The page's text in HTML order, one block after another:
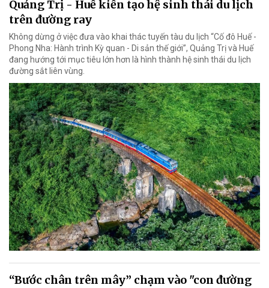
Quảng Trị - Huế kiến tạo hệ sinh thái du lịch
trên đường ray
Không dừng ở việc đưa vào khai thác tuyến tàu du lịch “Cố đô Huế -
Phong Nha: Hành trình Kỳ quan - Di sản thế giới”, Quảng Trị và Huế
đang hướng tới mục tiêu lớn hơn là hình thành hệ sinh thái du lịch
đường sắt liên vùng.
“Bước chân trên mây” chạm vào "con đường